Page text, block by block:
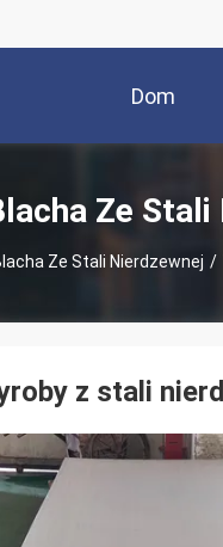
Dom
Ze
Ze Stali Nierdzewnej /
z stali